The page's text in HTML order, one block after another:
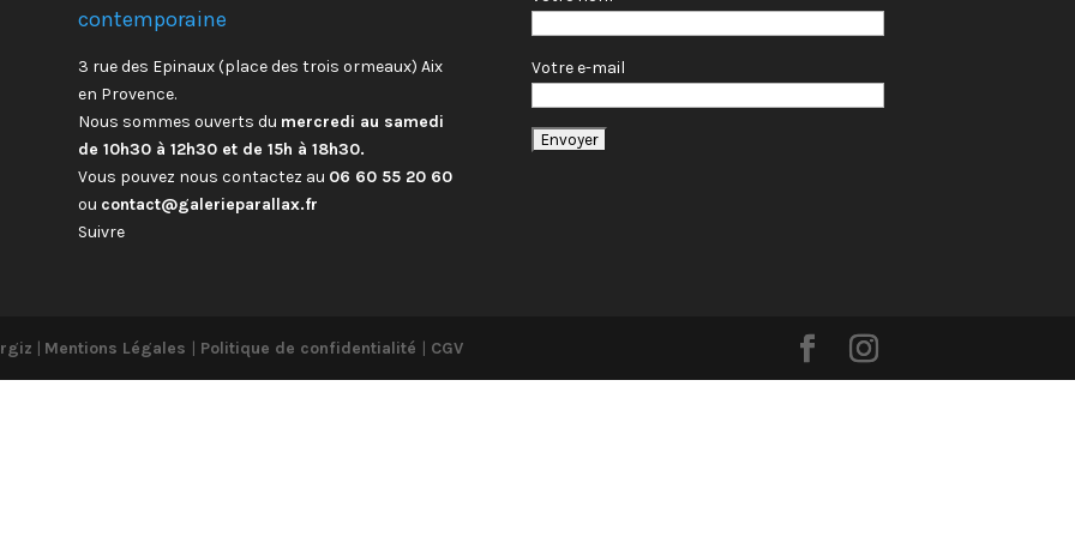
contemporaine
3 rue des Epinaux (place des trois ormeaux) Aix
en Provence.
Nous sommes ouverts du mercredi au samedi
de 10h30 à 12h30 et de 15h à 18h30.
Vous pouvez nous contactez au 06 60 55 20 60
ou contact@galerieparallax.fr
Suivre
Votre e-mail
| Mentions Légales | Politique de confidentialité | CGV